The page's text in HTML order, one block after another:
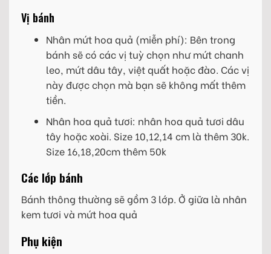
Vị bánh
Nhân mứt hoa quả (miễn phí): Bên trong
bánh sẽ có các vị tuỳ chọn như mứt chanh
leo, mứt dâu tây, việt quất hoặc đào. Các vị
này được chọn mà bạn sẽ không mất thêm
tiền.
Nhân hoa quả tươi: nhân hoa quả tươi dâu
tây hoặc xoài. Size 10,12,14 cm là thêm 30k.
Size 16,18,20cm thêm 50k
Các lớp bánh
Bánh thông thường sẽ gồm 3 lớp. Ở giữa là nhân
kem tươi và mứt hoa quả
Phụ kiện